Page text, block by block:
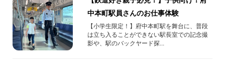
中本町駅員さんのお仕事体験
【小学生限定！】府中本町駅を舞台に、普段
は立ち入ることができない駅長室での記念撮
影や、駅のバックヤード探...